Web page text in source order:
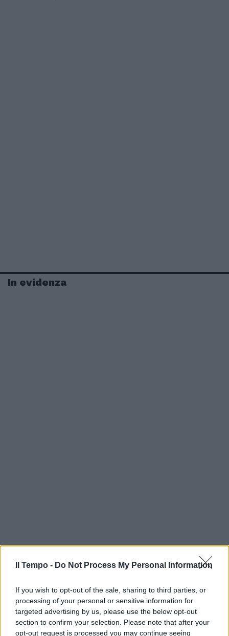
Il Tempo - Do Not Process My Personal Information
If you wish to opt-out of the sale, sharing to third parties, or
processing of your personal or sensitive information for
targeted advertising by us, please use the below opt-out
section to confirm your selection. Please note that after your
opt-out request is processed you may continue seeing
In evidenza